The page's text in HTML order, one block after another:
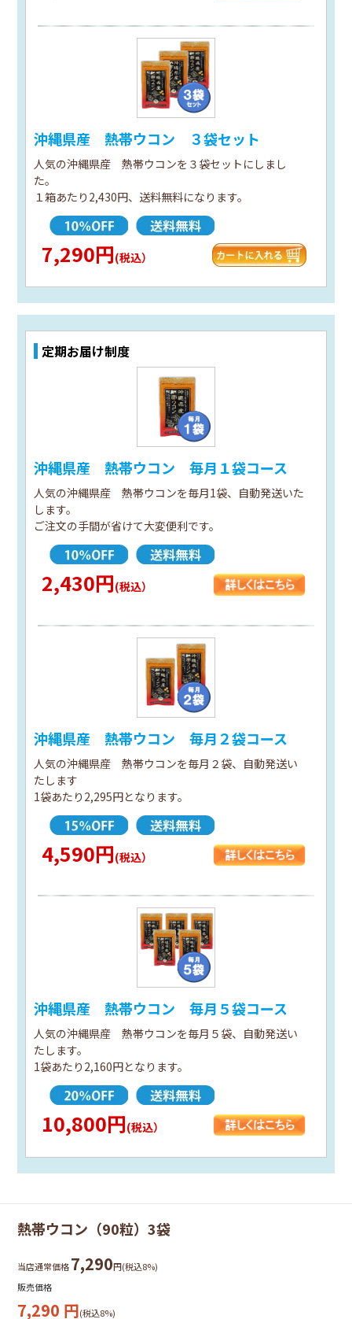
沖縄県産 熱帯ウコン ３袋セット
人気の沖縄県産 熱帯ウコンを３袋セットにしまし
た。
１箱あたり2,430円、送料無料になります。
7,290円(税込）
定期お届け制度
沖縄県産 熱帯ウコン 毎月１袋コース
人気の沖縄県産 熱帯ウコンを毎月1袋、自動発送いた
します。
ご注文の手間が省けて大変便利です。
2,430円(税込）
沖縄県産 熱帯ウコン 毎月２袋コース
人気の沖縄県産 熱帯ウコンを毎月２袋、自動発送い
たします
1袋あたり2,295円となります。
4,590円(税込）
沖縄県産 熱帯ウコン 毎月５袋コース
人気の沖縄県産 熱帯ウコンを毎月５袋、自動発送い
たします。
1袋あたり2,160円となります。
10,800円(税込）
熱帯ウコン（90粒）3袋
当店通常価格7,290円(税込8%)
販売価格
7,290 円(税込8%)